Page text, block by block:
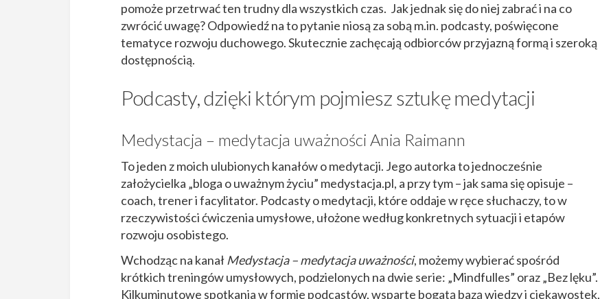
pomoże przetrwać ten trudny dla wszystkich czas. Jak jednak się do niej zabrać i na co
zwrócić uwagę? Odpowiedź na to pytanie niosą za sobą m.in. podcasty, poświęcone
tematyce rozwoju duchowego. Skutecznie zachęcają odbiorców przyjazną formą i szeroką
dostępnością.
Podcasty, dzięki którym pojmiesz sztukę medytacji
Medystacja – medytacja uważności Ania Raimann
To jeden z moich ulubionych kanałów o medytacji. Jego autorka to jednocześnie
założycielka „bloga o uważnym życiu” medystacja.pl, a przy tym – jak sama się opisuje –
coach, trener i facylitator. Podcasty o medytacji, które oddaje w ręce słuchaczy, to w
rzeczywistości ćwiczenia umysłowe, ułożone według konkretnych sytuacji i etapów
rozwoju osobistego.
Wchodząc na kanał Medystacja – medytacja uważności, możemy wybierać spośród
krótkich treningów umysłowych, podzielonych na dwie serie: „Mindfulles” oraz „Bez lęku”.
Kilkuminutowe spotkania w formie podcastów, wsparte bogatą bazą wiedzy i ciekawostek,